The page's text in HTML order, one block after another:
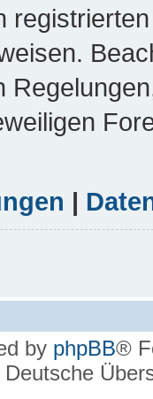
|
by phpBB®
Deutsche